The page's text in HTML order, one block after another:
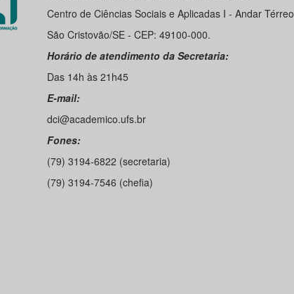
Centro de Ciências Sociais e Aplicadas I - Andar Térreo
São Cristovão/SE - CEP: 49100-000.
Horário de atendimento da Secretaria:
Das 14h às 21h45
E-mail:
dci@academico.ufs.br
Fones:
(79) 3194-6822 (secretaria)
(79) 3194-7546 (chefia)